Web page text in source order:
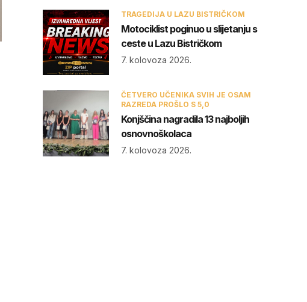
TRAGEDIJA U LAZU BISTRIČKOM
Motociklist poginuo u slijetanju s
ceste u Lazu Bistričkom
7. kolovoza 2026.
ČETVERO UČENIKA SVIH JE OSAM
RAZREDA PROŠLO S 5,0
Konjščina nagradila 13 najboljih
osnovnoškolaca
7. kolovoza 2026.